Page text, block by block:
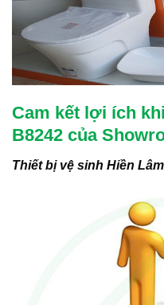
Cam kết lợi ích
B8242 của
Thiết bị vệ sinh Hiền Lâm